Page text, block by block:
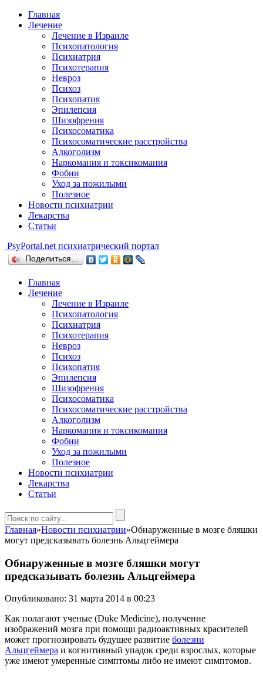
Главная
Лечение
Лечение в Израиле
Психопатология
Психиатрия
Психотерапия
Невроз
Психоз
Психопатия
Эпилепсия
Шизофрения
Психосоматика
Психосоматические расстройства
Алкоголизм
Наркомания и токсикомания
Фобии
Уход за пожилыми
Полезное
Новости психиатрии
Лекарства
Статьи
PsyPortal.net психиатрический портал
Поделиться…
Главная
Лечение
Лечение в Израиле
Психопатология
Психиатрия
Психотерапия
Невроз
Психоз
Психопатия
Эпилепсия
Шизофрения
Психосоматика
Психосоматические расстройства
Алкоголизм
Наркомания и токсикомания
Фобии
Уход за пожилыми
Полезное
Новости психиатрии
Лекарства
Статьи
Главная»Новости психиатрии»Обнаруженные в мозге бляшки
могут предсказывать болезнь Альцгеймера
Обнаруженные в мозге бляшки могут
предсказывать болезнь Альцгеймера
Опубликовано: 31 марта 2014 в 00:23
Как полагают ученые (Duke Medicine), получение
изображений мозга при помощи радиоактивных красителей
может прогнозировать будущее развитие болезни
Альцгеймера и когнитивный упадок среди взрослых, которые
уже имеют умеренные симптомы либо не имеют симптомов.